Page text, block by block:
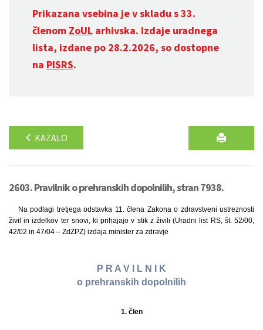
Prikazana vsebina je v skladu s 33.
členom ZoUL arhivska. Izdaje uradnega
lista, izdane po 28.2.2026, so dostopne
na PISRS.
KAZALO
2603. Pravilnik o prehranskih dopolnilih, stran 7938.
Na podlagi tretjega odstavka 11. člena Zakona o zdravstveni ustreznosti
živil in izdelkov ter snovi, ki prihajajo v stik z živili (Uradni list RS, št. 52/00,
42/02 in 47/04 – ZdZPZ) izdaja minister za zdravje
P R A V I L N I K
o prehranskih dopolnilih
1. člen